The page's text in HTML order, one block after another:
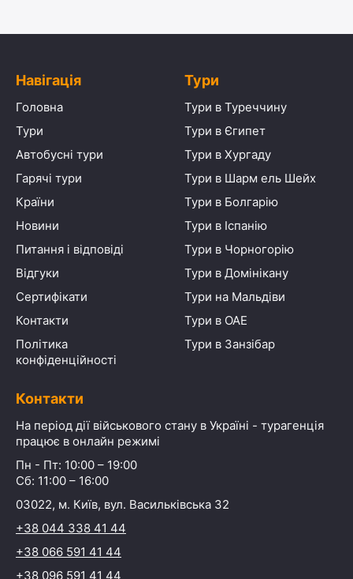
Навігація
Головна
Тури
Автобусні тури
Гарячі тури
Країни
Новини
Питання і відповіді
Відгуки
Сертифікати
Контакти
Політика
конфіденційності
Тури
Тури в Туреччину
Тури в Єгипет
Тури в Хургаду
Тури в Шарм ель Шейх
Тури в Болгарію
Тури в Іспанію
Тури в Чорногорію
Тури в Домінікану
Тури на Мальдіви
Тури в ОАЕ
Тури в Занзібар
Контакти
На період дії військового стану в Україні - турагенція
працює в онлайн режимі
Пн - Пт: 10:00 – 19:00
Сб: 11:00 – 16:00
03022, м. Київ, вул. Васильківська 32
+38 044 338 41 44
+38 066 591 41 44
+38 096 591 41 44